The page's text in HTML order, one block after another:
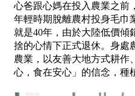
心爸跟心媽在投入農業之前
年輕時期脫離農村投身毛巾
就是40年，由於大陸低價傾
捨的心情下正式退休。身處
農業，以友善大地方式耕作
心，食在安心」的信念，種